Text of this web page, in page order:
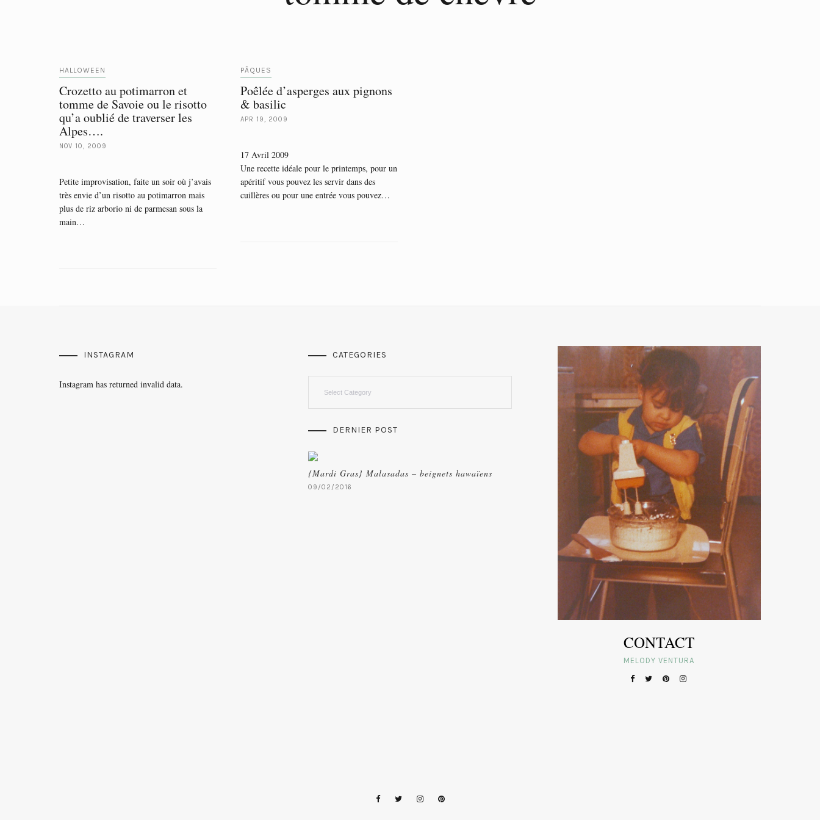
HALLOWEEN
Crozetto au potimarron et
tomme de Savoie ou le risotto
qu’a oublié de traverser les
Alpes….
NOV 10, 2009
Petite improvisation, faite un soir où j’avais
très envie d’un risotto au potimarron mais
plus de riz arborio ni de parmesan sous la
main…
PÂQUES
Poêlée d’asperges aux pignons
& basilic
APR 19, 2009
17 Avril 2009
Une recette idéale pour le printemps, pour un
apéritif vous pouvez les servir dans des
cuillères ou pour une entrée vous pouvez…
INSTAGRAM
Instagram has returned invalid data.
CATEGORIES
DERNIER POST
{Mardi Gras} Malasadas – beignets hawaïens
09/02/2016
CONTACT
MELODY VENTURA